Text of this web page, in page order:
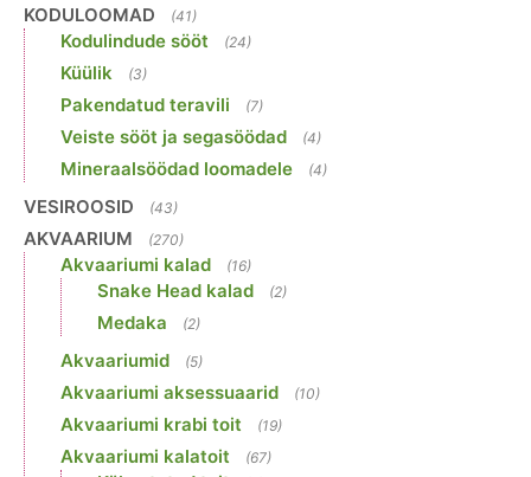
KODULOOMAD (41)
Kodulindude sööt (24)
Küülik (3)
Pakendatud teravili (7)
Veiste sööt ja segasöödad (4)
Mineraalsöödad loomadele (4)
VESIROOSID (43)
AKVAARIUM (270)
Akvaariumi kalad (16)
Snake Head kalad (2)
Medaka (2)
Akvaariumid (5)
Akvaariumi aksessuaarid (10)
Akvaariumi krabi toit (19)
Akvaariumi kalatoit (67)